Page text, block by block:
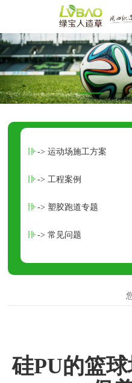
-> 运动场施工方案
-> 工程案例
-> 塑胶跑道专题
-> 常见问题
硅PU的篮